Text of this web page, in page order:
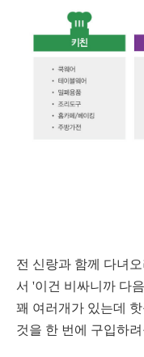
전 신랑과 함께 다녀
서 '이건 비싸니까 다
꽤 여러개가 있는데
것을 한 번에 구입하